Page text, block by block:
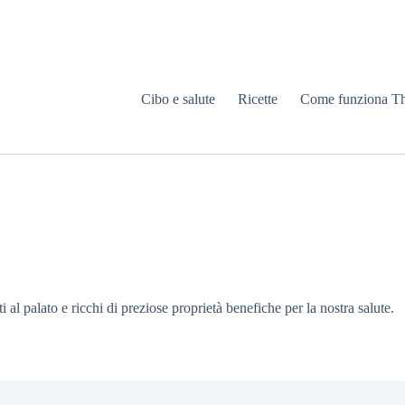
Cibo e salute Ricette Come funziona
palato e ricchi di preziose proprietà benefiche per la nostra salute.